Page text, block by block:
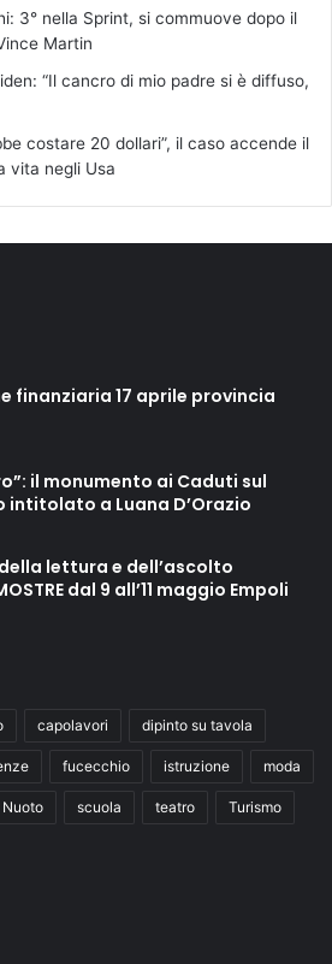
3° nella Sprint, si commuove dopo il
Martin
“Il cancro di mio padre si è diffuso,
costare 20 dollari”, il caso accende il
vita negli Usa
finanziaria 17 aprile provincia
il monumento ai Caduti sul
intitolato a Luana D’Orazio
della lettura e dell’ascolto
dal 9 all’11 maggio Empoli
capolavori dipinto su tavola
fucecchio istruzione moda
Nuoto scuola teatro Turismo